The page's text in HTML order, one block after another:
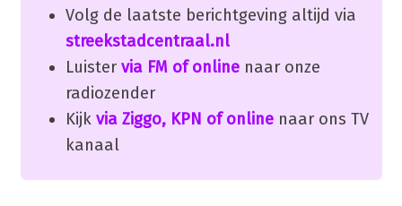
Volg de laatste berichtgeving altijd via
streekstadcentraal.nl
Luister via FM of onlinenaar onze
radiozender
Kijk via Ziggo, KPN of onlinenaar ons TV
kanaal